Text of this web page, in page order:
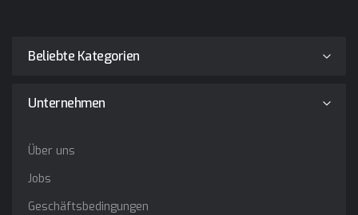
Beliebte Kategorien
Unternehmen
Über uns
Jobs
Geschäftsbedingungen